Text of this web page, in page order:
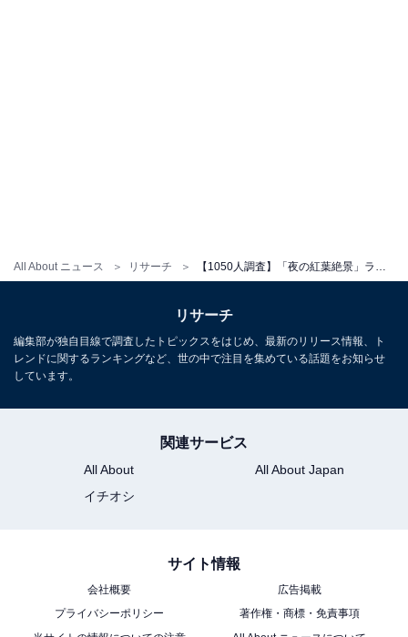
All About ニュース リサーチ 【1050人調査】「夜の紅葉絶景」ランキング！ 2位「なばなの里」（三重県）を抑えた1位は？
リサーチ
編集部が独自目線で調査したトピックスをはじめ、最新のリリース情報、ト
レンドに関するランキングなど、世の中で注目を集めている話題をお知らせ
しています。
関連サービス
All About
All About Japan
イチオシ
サイト情報
会社概要
広告掲載
プライバシーポリシー
著作権・商標・免責事項